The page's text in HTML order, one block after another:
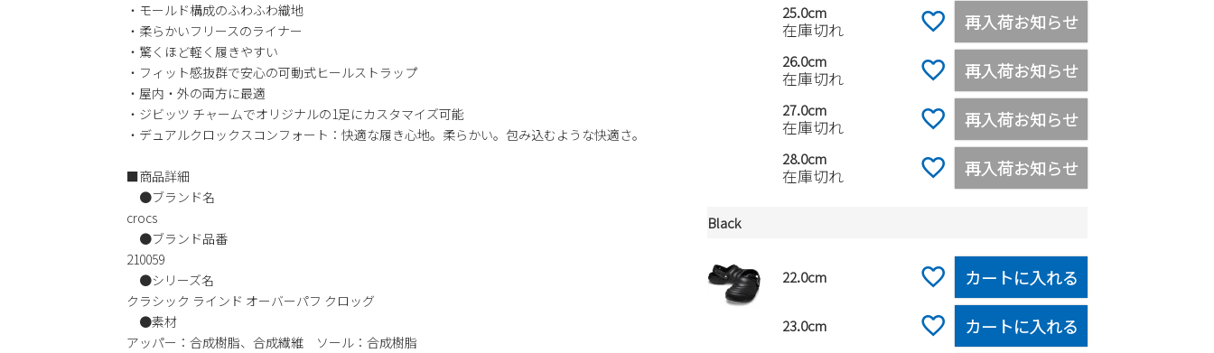
・モールド構成のふわふわ織地
・柔らかいフリースのライナー
・驚くほど軽く履きやすい
・フィット感抜群で安心の可動式ヒールストラップ
・屋内・外の両方に最適
・ジビッツ チャームでオリジナルの1足にカスタマイズ可能
・デュアルクロックスコンフォート：快適な履き心地。柔らかい。包み込むような快適さ。
■商品詳細
●ブランド名
crocs
●ブランド品番
210059
●シリーズ名
クラシック ラインド オーバーパフ クロッグ
●素材
アッパー：合成樹脂、合成繊維 ソール：合成樹脂
25.0cm
在庫切れ 再入荷お知らせ
26.0cm
在庫切れ 再入荷お知らせ
27.0cm
在庫切れ 再入荷お知らせ
28.0cm
在庫切れ 再入荷お知らせ
Black
22.0cm カートに入れる
23.0cm カートに入れる